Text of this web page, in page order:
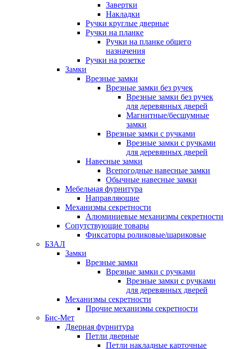
Завертки
Накладки
Ручки круглые дверные
Ручки на планке
Ручки на планке общего
назначения
Ручки на розетке
Замки
Врезные замки
Врезные замки без ручек
Врезные замки без ручек
для деревянных дверей
Магнитные/бесшумные
замки
Врезные замки с ручками
Врезные замки с ручками
для деревянных дверей
Навесные замки
Всепогодные навесные замки
Обычные навесные замки
Мебельная фурнитура
Направляющие
Механизмы секретности
Алюминиевые механизмы секретности
Сопутствующие товары
Фиксаторы роликовые/шариковые
БЗАЛ
Замки
Врезные замки
Врезные замки с ручками
Врезные замки с ручками
для деревянных дверей
Механизмы секретности
Прочие механизмы секретности
Бис-Мет
Дверная фурнитура
Петли дверные
Петли накладные карточные